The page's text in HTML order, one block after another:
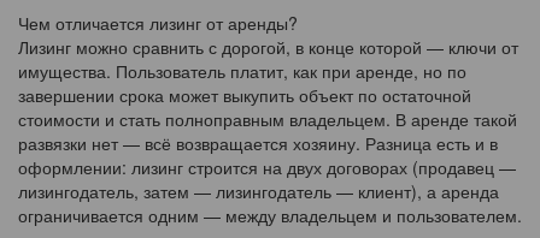
Чем отличается лизинг от аренды?
Лизинг можно сравнить с дорогой, в конце которой — ключи от
имущества. Пользователь платит, как при аренде, но по
завершении срока может выкупить объект по остаточной
стоимости и стать полноправным владельцем. В аренде такой
развязки нет — всё возвращается хозяину. Разница есть и в
оформлении: лизинг строится на двух договорах (продавец —
лизингодатель, затем — лизингодатель — клиент), а аренда
ограничивается одним — между владельцем и пользователем.